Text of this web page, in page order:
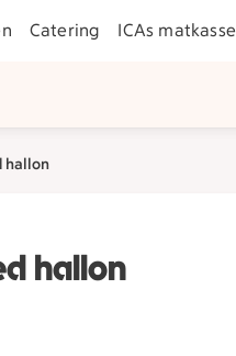
Catering ICAs matkasse
hallon
hallon
19 kommentarer